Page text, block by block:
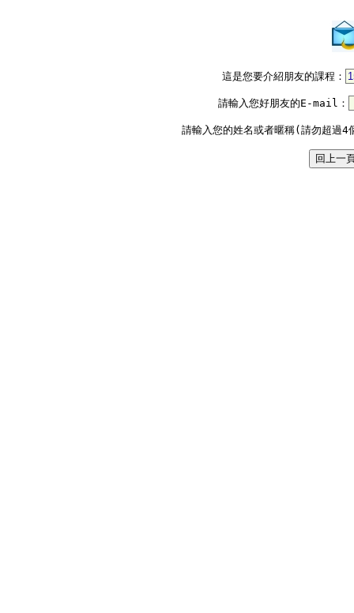
這是您要介紹朋友的課程：
請輸入您好朋友的E-mail：
請輸入您的姓名或者暱稱(請勿超過4